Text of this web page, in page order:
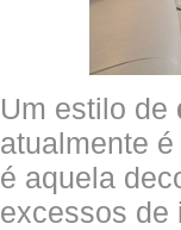
Um estilo de
atualmente
é aquela
excessos de